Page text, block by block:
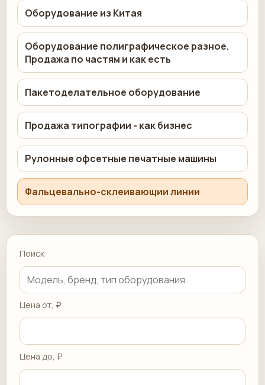
Оборудование из Китая
Оборудование полиграфическое разное.
Продажа по частям и как есть
Пакетоделательное оборудование
Продажа типографии - как бизнес
Рулонные офсетные печатные машины
Фальцевально-склеивающии линии
Поиск
Цена от, ₽
Цена до, ₽